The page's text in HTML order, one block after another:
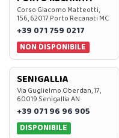
Corso Giacomo Matteotti,
156, 62017 Porto Recanati MC
+39 071 759 0217
NON DISPONIBILE
SENIGALLIA
Via Guglielmo Oberdan, 17,
60019 Senigallia AN
+39 071 96 96 905
DISPONIBILE